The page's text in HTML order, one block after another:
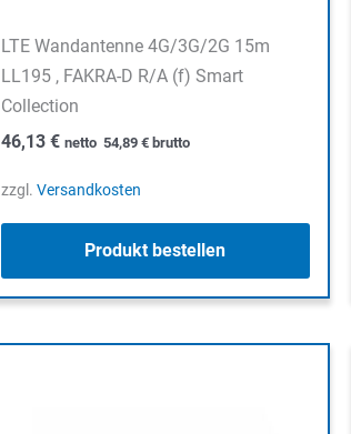
LTE Wandantenne 4G/3G/2G 15m
LL195 , FAKRA-D R/A (f) Smart
Collection
46,13 € netto 54,89 €brutto
zzgl. Versandkosten
Produkt bestellen